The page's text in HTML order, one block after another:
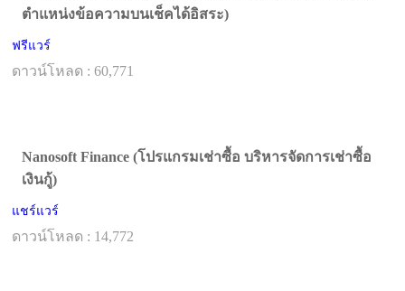
ตำแหน่งข้อความบนเช็คได้อิสระ)
ฟรีแวร์
ดาวน์โหลด : 60,771
Nanosoft Finance (โปรแกรมเช่าซื้อ บริหารจัดการเช่าซื้อ
เงินกู้)
แชร์แวร์
ดาวน์โหลด : 14,772